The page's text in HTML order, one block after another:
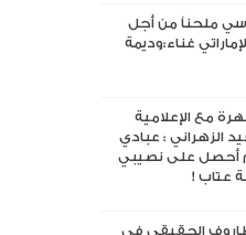
ملحناً من أجل
الإماراتي غناء:وديمة
مع الإعلامية
الزهراني : عبادي
أحصل على نصيبي
عتاب !
الحقيقي في